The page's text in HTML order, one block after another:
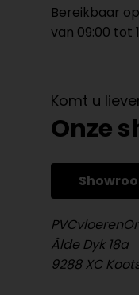
Bereikbaar
van 09:00 tot
Komt u
Onze
Âlde Dyk 18a
9288 XC